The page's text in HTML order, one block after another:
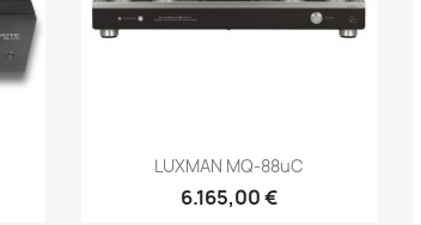
Anteprima
LUXMAN MQ-88uC
6.165,00 €